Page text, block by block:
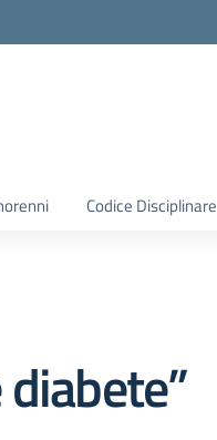
Codice Disciplinare